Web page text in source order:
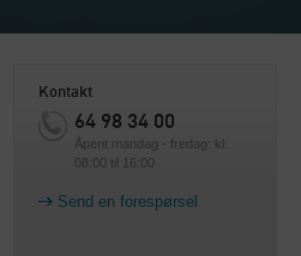
Kontakt
64 98 34 00
Åpent mandag - fredag: kl.
08:00 til 16:00
Send en forespørsel